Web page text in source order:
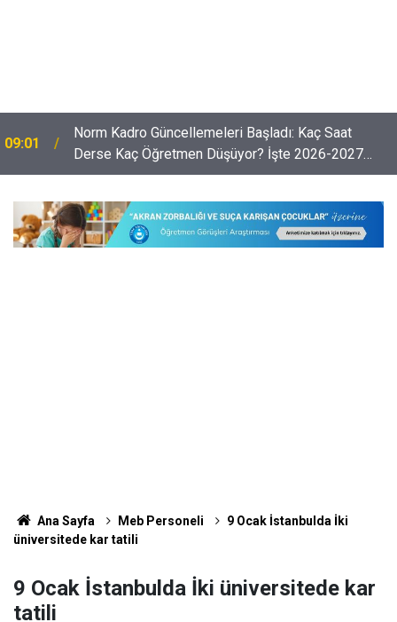
08:32
İlköğretimde Nakil Şartları Belli Oldu: Hangi
Durumlarda Adres Şartı Aranmıyor?
Ana Sayfa Meb Personeli
9 Ocak İstanbulda İki
üniversitede kar tatili
9 Ocak İstanbulda İki üniversitede kar
tatili